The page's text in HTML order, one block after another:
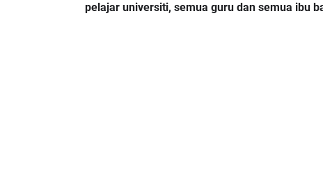
pelajar universiti, semua guru dan semua ibu
9 hari yang lalu
🔴 [LIVE] PRINSIP